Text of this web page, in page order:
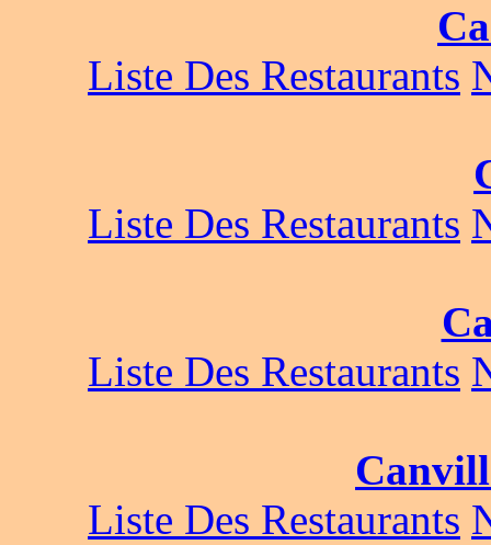
Liste Des Restaurants
Liste Des Restaurants
Liste Des Restaurants
Liste Des Restaurants